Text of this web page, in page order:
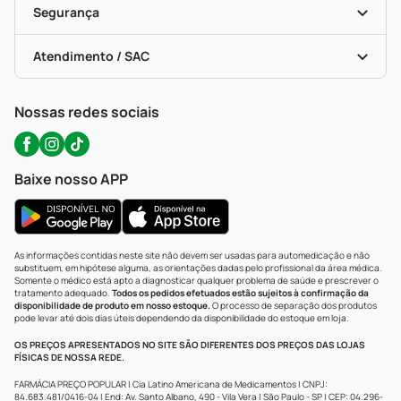
Formas De Pagamento
Troca E Devolução
Bulas De A A Z
Políticas De Marketplace
Serviços Farmacêuticos
Testes Rápidos
Autoteste Covid-19
Segurança
Portal Da Privacidade
Atendimento / SAC
Nossas redes sociais
Baixe nosso APP
As informações contidas neste site não devem ser usadas para automedicação e não
substituem, em hipótese alguma, as orientações dadas pelo profissional da área médica.
Somente o médico está apto a diagnosticar qualquer problema de saúde e prescrever o
tratamento adequado. Todos os pedidos efetuados estão sujeitos à confirmação da
disponibilidade de produto em nosso estoque.O processo de separação dos produtos
pode levar até dois dias úteis dependendo da disponibilidade do estoque em loja.
OS PREÇOS APRESENTADOS NO SITE SÃO DIFERENTES DOS PREÇOS DAS LOJAS
FÍSICAS DE NOSSA REDE.
FARMÁCIA PREÇO POPULAR | Cia Latino Americana de Medicamentos | CNPJ:
84.683.481/0416-04 | End: Av. Santo Albano, 490 - Vila Vera | São Paulo - SP | CEP: 04.296-